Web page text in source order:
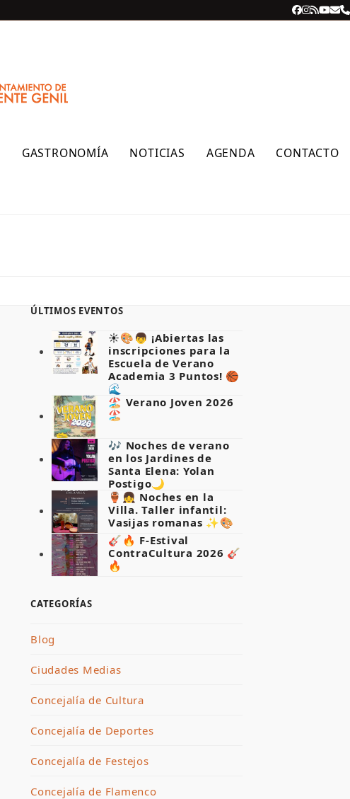
Facebook
RSS
GASTRONOMÍA NOTICIAS AGENDA CONTACTO
ÚLTIMOS EVENTOS
☀️🎨👦 ¡Abiertas las
inscripciones para la
Escuela de Verano
Academia 3 Puntos! 🏀
🌊
🏖️ Verano Joven 2026
🏖️
🎶 Noches de verano
en los Jardines de
Santa Elena: Yolan
Postigo🌙
🏺👧 Noches en la
Villa. Taller infantil:
Vasijas romanas ✨🎨
🎸🔥 F-Estival
ContraCultura 2026 🎸
🔥
CATEGORÍAS
Blog
Ciudades Medias
Concejalía de Cultura
Concejalía de Deportes
Concejalía de Festejos
Concejalía de Flamenco